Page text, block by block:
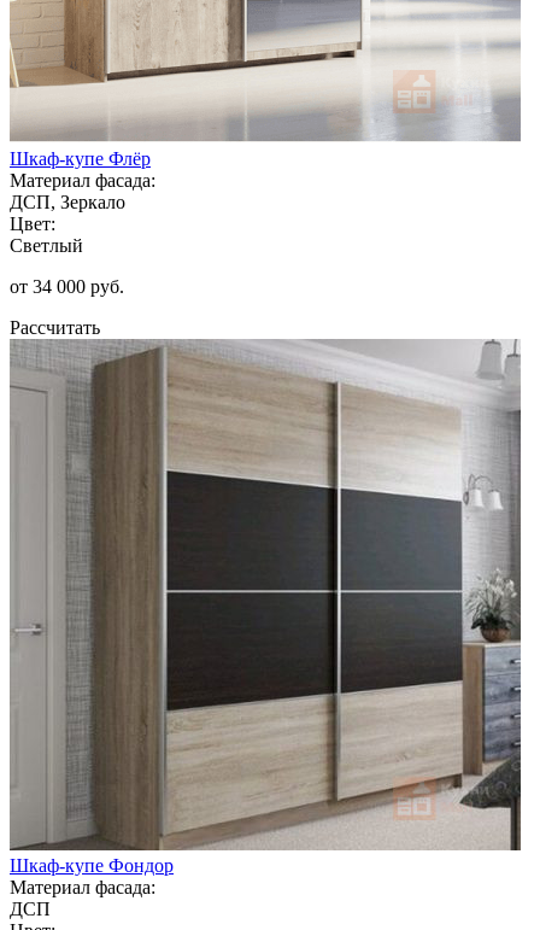
Шкаф-купе Флёр
Материал фасада:
ДСП, Зеркало
Цвет:
Светлый
от 34 000 руб.
Рассчитать
Шкаф-купе Фондор
Материал фасада:
ДСП